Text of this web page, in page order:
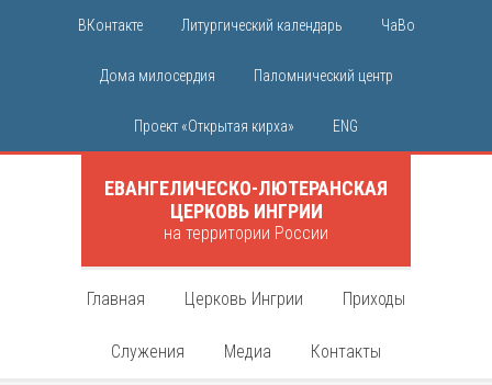
ВКонтакте Литургический календарь ЧаВо
Дома милосердия Паломнический центр
Проект «Открытая кирха» ENG
ЕВАНГЕЛИЧЕСКО-ЛЮТЕРАНСКАЯ
ЦЕРКОВЬ ИНГРИИ
на территории России
Главная Церковь Ингрии Приходы
Служения Медиа Контакты